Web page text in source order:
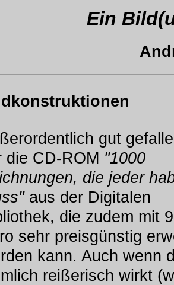
Ein
gut
die CD-ROM "1000
die jeder
aus der Digitalen
die zudem mit
sehr preisgünstig
kann. Auch wenn
reißerisch wirkt